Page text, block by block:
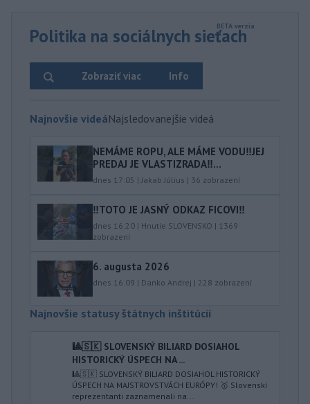
Politika na sociálnych sieťach
Info
Zobraziť viac
Najnovšie videáNajsledovanejšie videá
NEMÁME ROPU, ALE MÁME VODU‼️JEJ
PREDAJ JE VLASTIZRADA‼️...
dnes 17:05 |Jakab Július | 36 zobrazení
‼️TOTO JE JASNÝ ODKAZ FICOVI‼️
dnes 16:20 | Hnutie SLOVENSKO | 1369
zobrazení
6. augusta 2026
dnes 16:09 | Danko Andrej | 228 zobrazení
Najnovšie statusy štátnych inštitúcií
🎱🇸🇰 SLOVENSKÝ BILIARD DOSIAHOL
HISTORICKÝ ÚSPECH NA ...
🎱🇸🇰 SLOVENSKÝ BILIARD DOSIAHOL HISTORICKÝ
ÚSPECH NA MAJSTROVSTVÁCH EURÓPY! 🥇 Slovenskí
reprezentanti zaznamenali na...